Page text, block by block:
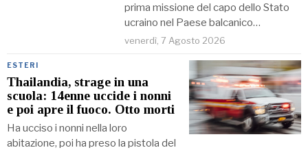
prima missione del capo dello Stato
ucraino nel Paese balcanico…
venerdì, 7 Agosto 2026
ESTERI
Thailandia, strage in una
scuola: 14enne uccide i nonni
e poi apre il fuoco. Otto morti
Ha ucciso i nonni nella loro
abitazione, poi ha preso la pistola del